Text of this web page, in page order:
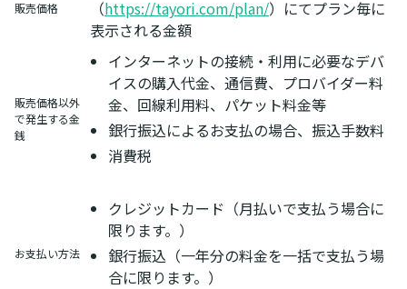
販売価格
（https://tayori.com/plan/）にてプラン毎に
表示される金額
販売価格以外
で発生する金
銭
インターネットの接続・利用に必要なデバ
イスの購入代金、通信費、プロバイダー料
金、回線利用料、パケット料金等
銀行振込によるお支払の場合、振込手数料
消費税
お支払い方法
クレジットカード（月払いで支払う場合に
限ります。）
銀行振込（一年分の料金を一括で支払う場
合に限ります。）